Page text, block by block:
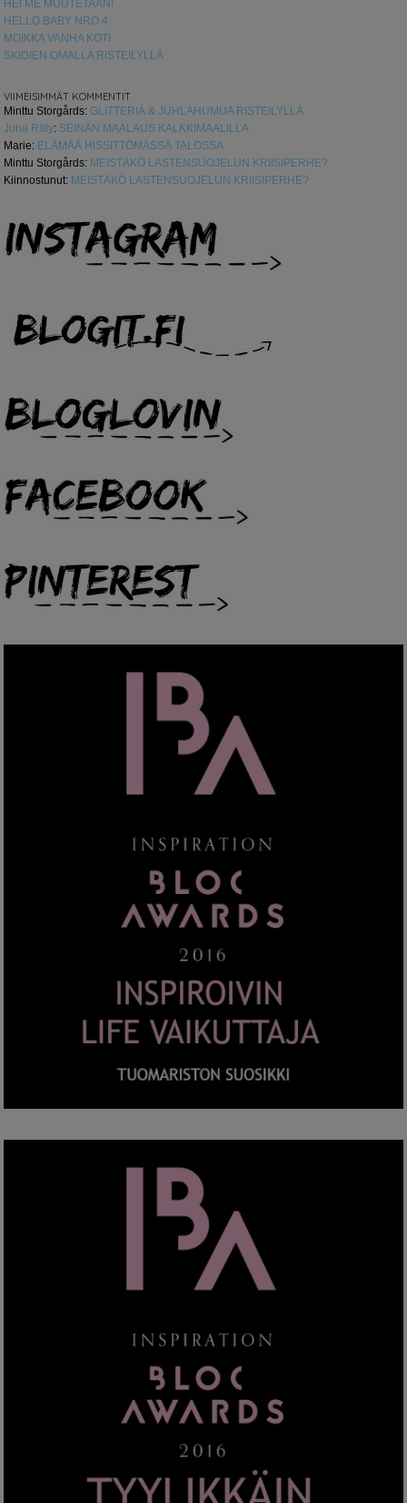
HEI ME MUUTETAAN!
HELLO BABY NRO 4
MOIKKA VANHA KOTI
SKIDIEN OMALLA RISTEILYLLÄ
VIIMEISIMMÄT KOMMENTIT
Minttu Storgårds: GLITTERIÄ & JUHLAHUMUA RISTEILYLLÄ
Juha Räty: SEINÄN MAALAUS KALKKIMAALILLA
Marie: ELÄMÄÄ HISSITTÖMÄSSÄ TALOSSA
Minttu Storgårds: MEISTÄKÖ LASTENSUOJELUN KRIISIPERHE?
Kiinnostunut: MEISTÄKÖ LASTENSUOJELUN KRIISIPERHE?